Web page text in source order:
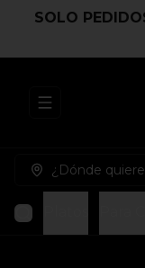
SOLO
Abrir menu de
¿Dónde